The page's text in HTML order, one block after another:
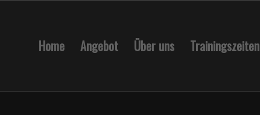
Home Angebot Über uns Trainingszeiten